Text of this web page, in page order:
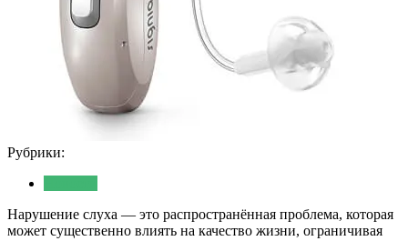
Рубрики:
Нарушение слуха — это распространённая проблема, которая
может существенно влиять на качество жизни, ограничивая